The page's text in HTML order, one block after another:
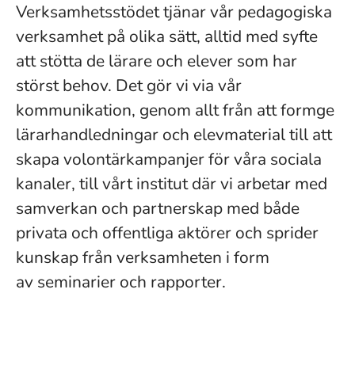
Verksamhetsstödet tjänar vår pedagogiska
verksamhet på olika sätt, alltid med syfte
att stötta de lärare och elever som har
störst behov. Det gör vi via vår
kommunikation, genom allt från att formge
lärarhandledningar och elevmaterial till att
skapa volontärkampanjer för våra sociala
kanaler, till vårt institut där vi arbetar med
samverkan och partnerskap med både
privata och offentliga aktörer och sprider
kunskap från verksamheten i form
av seminarier och rapporter.